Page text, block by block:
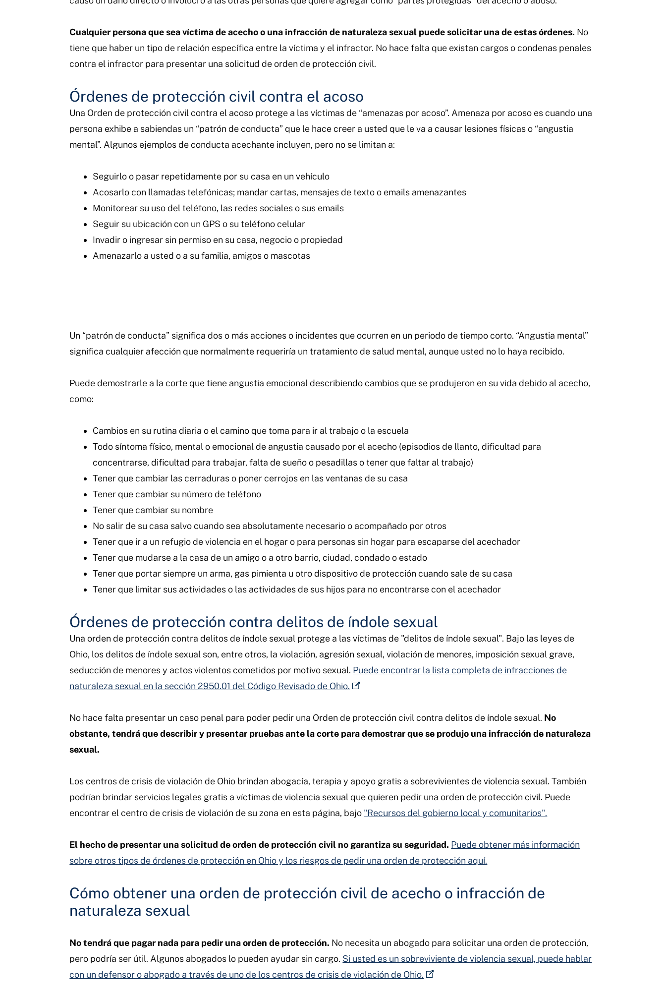
Cualquier persona que sea víctima de acecho o una infracción de naturaleza sexual puede solicitar una de estas órdenes. No
tiene que haber un tipo de relación específica entre la víctima y el infractor. No hace falta que existan cargos o condenas penales
contra el infractor para presentar una solicitud de orden de protección civil.
Órdenes de protección civil contra el acoso
Una Orden de protección civil contra el acoso protege a las víctimas de “amenazas por acoso”. Amenaza por acoso es cuando una
persona exhibe a sabiendas un “patrón de conducta” que le hace creer a usted que le va a causar lesiones físicas o “angustia
mental”. Algunos ejemplos de conducta acechante incluyen, pero no se limitan a:
Seguirlo o pasar repetidamente por su casa en un vehículo
Acosarlo con llamadas telefónicas; mandar cartas, mensajes de texto o emails amenazantes
Monitorear su uso del teléfono, las redes sociales o sus emails
Seguir su ubicación con un GPS o su teléfono celular
Invadir o ingresar sin permiso en su casa, negocio o propiedad
Amenazarlo a usted o a su familia, amigos o mascotas
Un “patrón de conducta” significa dos o más acciones o incidentes que ocurren en un periodo de tiempo corto. “Angustia mental”
significa cualquier afección que normalmente requeriría un tratamiento de salud mental, aunque usted no lo haya recibido.
Puede demostrarle a la corte que tiene angustia emocional describiendo cambios que se produjeron en su vida debido al acecho,
como:
Cambios en su rutina diaria o el camino que toma para ir al trabajo o la escuela
Todo síntoma físico, mental o emocional de angustia causado por el acecho (episodios de llanto, dificultad para
concentrarse, dificultad para trabajar, falta de sueño o pesadillas o tener que faltar al trabajo)
Tener que cambiar las cerraduras o poner cerrojos en las ventanas de su casa
Tener que cambiar su número de teléfono
Tener que cambiar su nombre
No salir de su casa salvo cuando sea absolutamente necesario o acompañado por otros
Tener que ir a un refugio de violencia en el hogar o para personas sin hogar para escaparse del acechador
Tener que mudarse a la casa de un amigo o a otro barrio, ciudad, condado o estado
Tener que portar siempre un arma, gas pimienta u otro dispositivo de protección cuando sale de su casa
Tener que limitar sus actividades o las actividades de sus hijos para no encontrarse con el acechador
Órdenes de protección contra delitos de índole sexual
Una orden de protección contra delitos de índole sexual protege a las víctimas de "delitos de índole sexual". Bajo las leyes de
Ohio, los delitos de índole sexual son, entre otros, la violación, agresión sexual, violación de menores, imposición sexual grave,
seducción de menores y actos violentos cometidos por motivo sexual. Puede encontrar la lista completa de infracciones de
naturaleza sexual en la sección 2950.01 del Código Revisado de Ohio.
No hace falta presentar un caso penal para poder pedir una Orden de protección civil contra delitos de índole sexual. No
obstante, tendrá que describir y presentar pruebas ante la corte para demostrar que se produjo una infracción de naturaleza
sexual.
Los centros de crisis de violación de Ohio brindan abogacía, terapia y apoyo gratis a sobrevivientes de violencia sexual. También
podrían brindar servicios legales gratis a víctimas de violencia sexual que quieren pedir una orden de protección civil. Puede
encontrar el centro de crisis de violación de su zona en esta página, bajo "Recursos del gobierno local y comunitarios".
El hecho de presentar una solicitud de orden de protección civil no garantiza su seguridad. Puede obtener más información
sobre otros tipos de órdenes de protección en Ohio y los riesgos de pedir una orden de protección aquí.
Cómo obtener una orden de protección civil de acecho o infracción de
naturaleza sexual
No tendrá que pagar nada para pedir una orden de protección. No necesita un abogado para solicitar una orden de protección,
pero podría ser útil. Algunos abogados lo pueden ayudar sin cargo. Si usted es un sobreviviente de violencia sexual, puede hablar
con un defensor o abogado a través de uno de los centros de crisis de violación de Ohio.